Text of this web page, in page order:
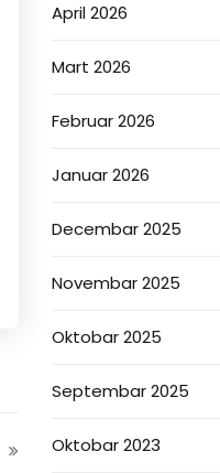
April 2026
Mart 2026
Februar 2026
Januar 2026
Decembar 2025
Novembar 2025
Oktobar 2025
Septembar 2025
Oktobar 2023